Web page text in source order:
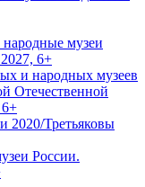
музеи
6+
и народных музеев
Отечественной
2020/Третьяковы
России.